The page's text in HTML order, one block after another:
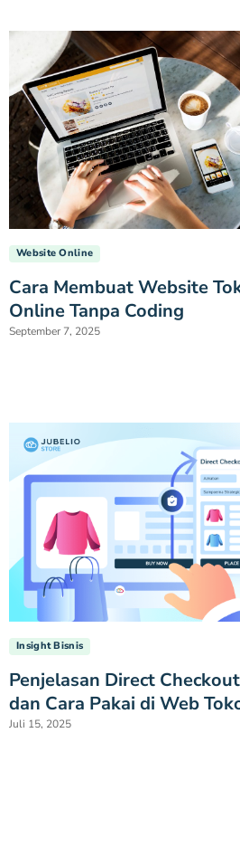
Website Online
Cara Membuat Website
Online Tanpa Coding
September 7, 2025
Insight Bisnis
Penjelasan Direct
dan Cara Pakai di Web
Juli 15, 2025